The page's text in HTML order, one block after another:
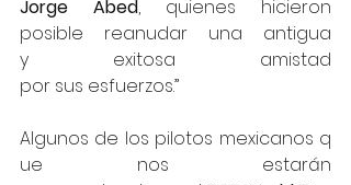
Jorge Abed, quienes hicieron
posible reanudar una antigua
y exitosa amistad
por sus esfuerzos.”
Algunos de los pilotos mexicanos q
ue nos estarán